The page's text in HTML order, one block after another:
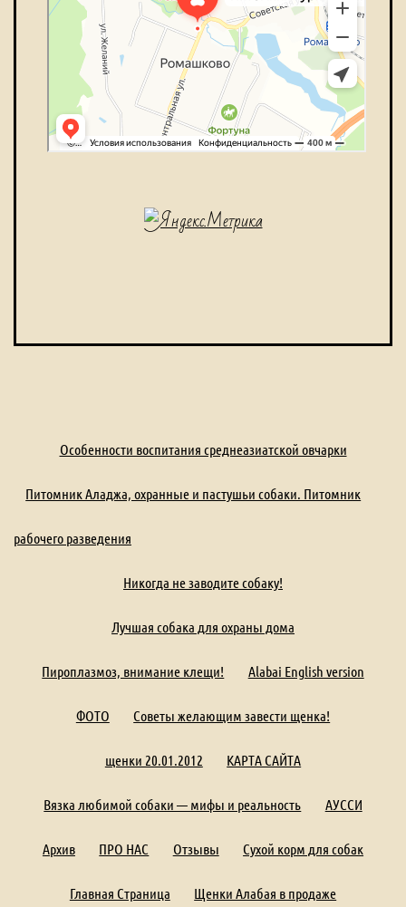
Особенности воспитания среднеазиатской овчарки
Питомник Аладжа, охранные и пастушьи собаки. Питомник
рабочего разведения
Никогда не заводите собаку!
Лучшая собака для охраны дома
Пироплазмоз, внимание клещи! Alabai English version
ФОТО Советы желающим завести щенка!
щенки 20.01.2012 КАРТА САЙТА
Вязка любимой собаки — мифы и реальность АУССИ
Архив ПРО НАС Отзывы Сухой корм для собак
Главная Страница Щенки Алабая в продаже